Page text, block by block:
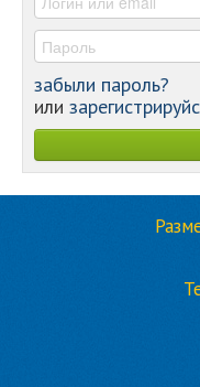
забыли пароль?
или